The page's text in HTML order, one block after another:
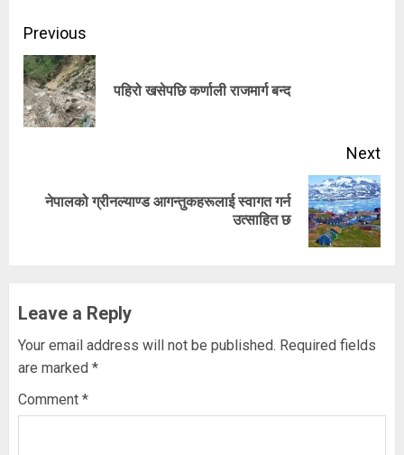
Continue
Reading
Previous
पहिरो खसेपछि कर्णाली राजमार्ग बन्द
Next
Nextनेपालको ग्रीनल्याण्ड आगन्तुकहरूलाई स्वागत गर्न
उत्साहित छ
Leave a Reply
Your email address will not be published. Required fields
are marked *
Comment *